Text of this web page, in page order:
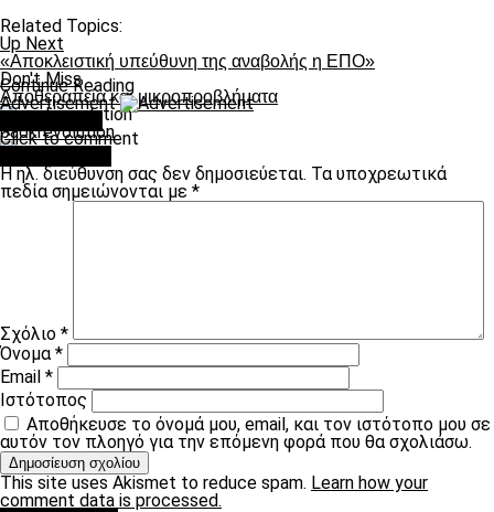
Related Topics:
Up Next
«Αποκλειστική υπεύθυνη της αναβολής η ΕΠΟ»
Don't Miss
Αποθεραπεία και μικροπροβλήματα
paokrevolution
Continue Reading
Advertisement
Click to comment
Η ηλ. διεύθυνση σας δεν δημοσιεύεται. Τα υποχρεωτικά
πεδία σημειώνονται με *
Σχόλιο *
Όνομα*
Email *
Ιστότοπος
Αποθήκευσε το όνομά μου, email, και τον ιστότοπο μου σε
αυτόν τον πλοηγό για την επόμενη φορά που θα σχολιάσω.
This site uses Akismet to reduce spam. Learn how your
comment data is processed.